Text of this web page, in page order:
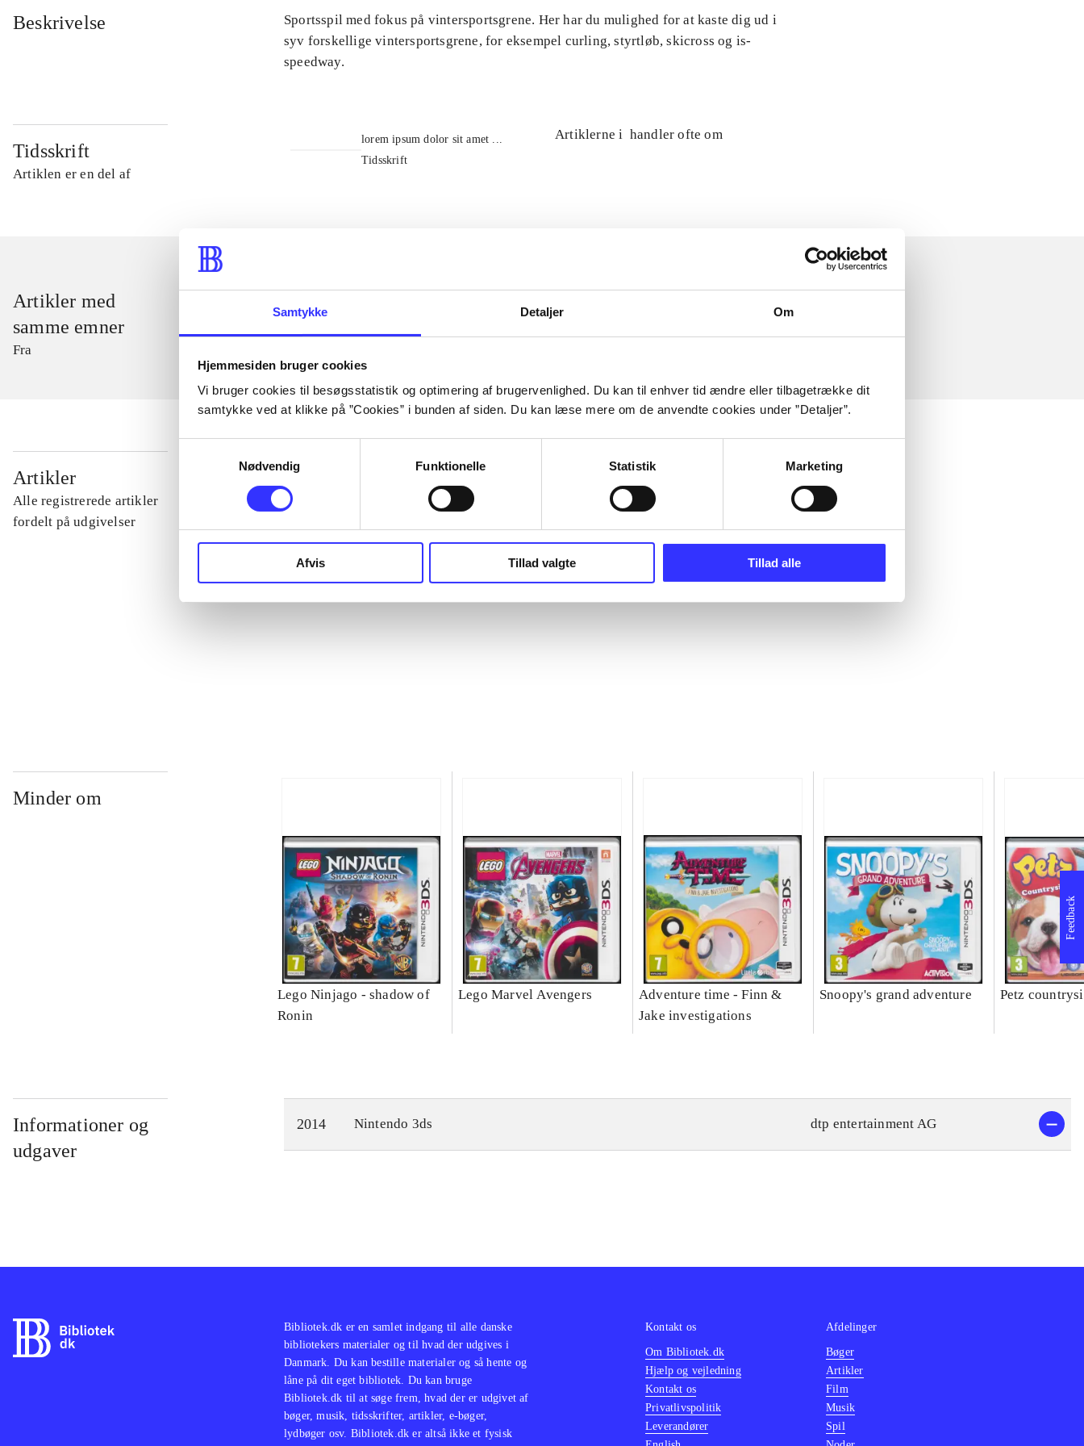
Samtykke Detaljer Om
Hjemmesiden bruger cookies
Vi bruger cookies til besøgsstatistik og optimering af brugervenlighed. Du kan til enhver tid ændre eller tilbagetrække dit
samtykke ved at klikke på ”Cookies” i bunden af siden. Du kan læse mere om de anvendte cookies under ”Detaljer”.
Nødvendig
Funktionelle Statistik Marketing
Afvis Tillad valgte Tillad alle
Beskrivelse
Sportsspil med fokus på vintersportsgrene. Her har du mulighed for at kaste dig ud i
syv forskellige vintersportsgrene, for eksempel curling, styrtløb, skicross og is-
speedway.
Tidsskrift
Artiklen er en del af
lorem ipsum dolor sit amet ...
Tidsskrift
Artiklerne i handler ofte om
Artikler med
samme emner
Fra
Artikler
Alle registrerede artikler
fordelt på udgivelser
...
Minder om
Lego Ninjago - shadow of
Ronin
Lego Marvel Avengers
Adventure time - Finn &
Jake investigations
Snoopy's grand adventure Petz
Informationer og
udgaver
2014 Nintendo 3ds dtp entertainment AG
Feedback
Bibliotek.dk er en samlet indgang til alle danske
bibliotekers materialer og til hvad der udgives i
Danmark. Du kan bestille materialer og så hente og
låne på dit eget bibliotek. Du kan bruge
Bibliotek.dk til at søge frem, hvad der er udgivet af
bøger, musik, tidsskrifter, artikler, e-bøger,
lydbøger osv. Bibliotek.dk er altså ikke et fysisk
Kontakt os
Om Bibliotek.dk
Hjælp og vejledning
Kontakt os
Privatlivspolitik
Leverandører
Afdelinger
Bøger
Artikler
Film
Musik
Spil